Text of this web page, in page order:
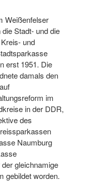
Weißenfelser
Stadt- und die
und
erst 1951. Die
damals den
im
in der DDR,
des
Naumburg
gleichnamige
gebildet worden.